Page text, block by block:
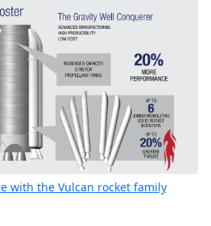
with the Vulcan rocket family